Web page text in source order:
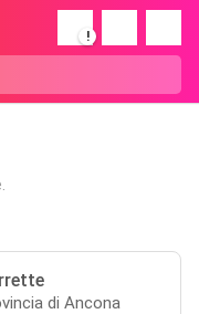
!
di Ancona